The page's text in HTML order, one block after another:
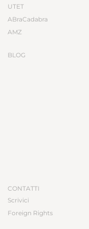
UTET
ABraCadabra
AMZ
BLOG
CONTATTI
Scrivici
Foreign Rights